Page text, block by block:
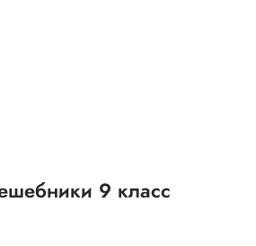
9 класс